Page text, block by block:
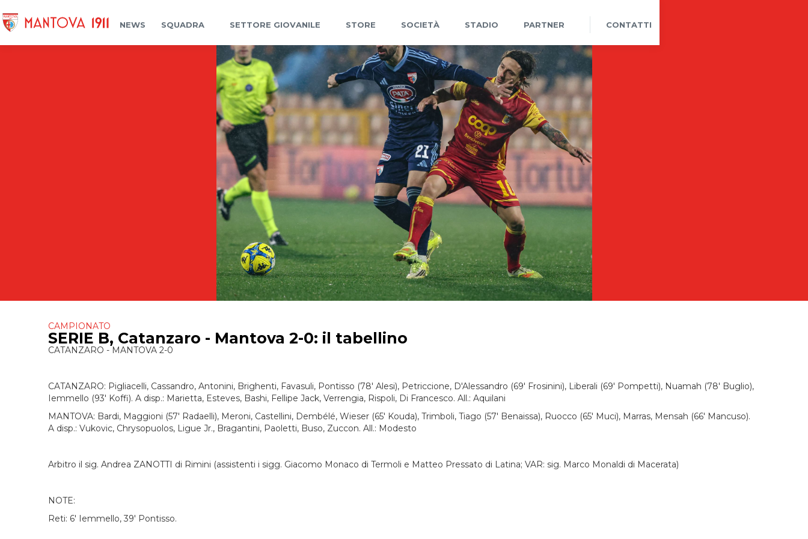
NEWS SQUADRA SETTORE GIOVANILE STORE SOCIETÀ STADIO PARTNER CONTATTI
CAMPIONATO
SERIE B, Catanzaro - Mantova 2-0: il tabellino
CATANZARO - MANTOVA 2-0
CATANZARO: Pigliacelli, Cassandro, Antonini, Brighenti, Favasuli, Pontisso (78' Alesi), Petriccione, D'Alessandro (69' Frosinini), Liberali (69' Pompetti), Nuamah (78' Buglio),
Iemmello (93' Koffi). A disp.: Marietta, Esteves, Bashi, Fellipe Jack, Verrengia, Rispoli, Di Francesco. All.: Aquilani
MANTOVA: Bardi, Maggioni (57' Radaelli), Meroni, Castellini, Dembélé, Wieser (65' Kouda), Trimboli, Tiago (57' Benaissa), Ruocco (65' Muci), Marras, Mensah (66' Mancuso).
A disp.: Vukovic, Chrysopuolos, Ligue Jr., Bragantini, Paoletti, Buso, Zuccon. All.: Modesto
Arbitro il sig. Andrea ZANOTTI di Rimini (assistenti i sigg. Giacomo Monaco di Termoli e Matteo Pressato di Latina; VAR: sig. Marco Monaldi di Macerata)
NOTE:
Reti: 6' Iemmello, 39' Pontisso.